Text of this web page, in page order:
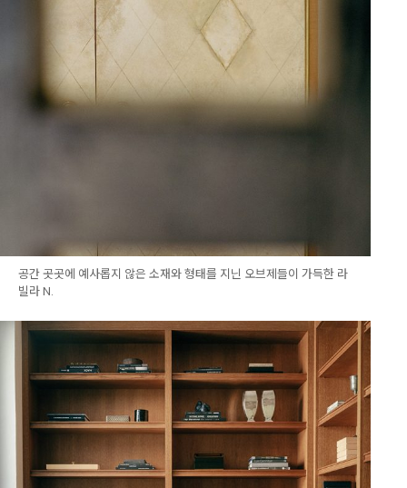
공간 곳곳에 예사롭지 않은 소재와 형태를 지닌 오브제들이 가득한 라
빌라 N.